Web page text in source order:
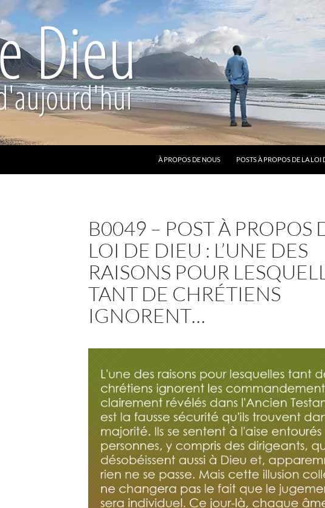
À PROPOS DE NOUS
POSTS À PROPOS DE LA LOI
B0049 – POST À PROPOS
LOI DE DIEU : L’UNE DES
RAISONS POUR
TANT DE CHRÉTIENS
IGNORENT…